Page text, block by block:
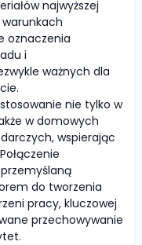
najwyższej
oznaczenia
i
ważnych dla
nie tylko w
w domowych
wspierając
do tworzenia
pracy, kluczowej
przechowywanie